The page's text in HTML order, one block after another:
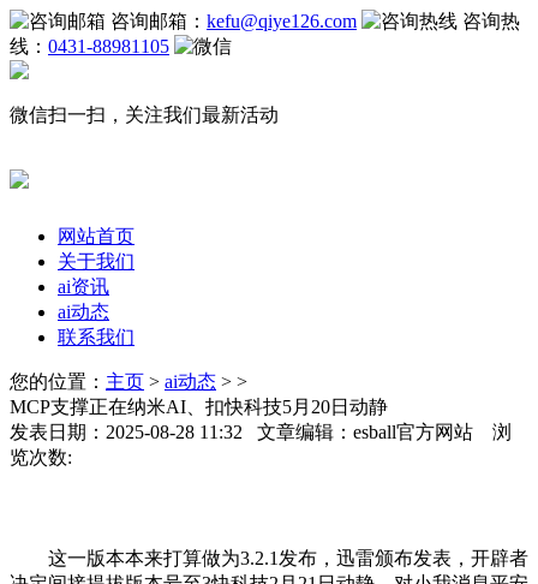
咨询邮箱： kefu@qiye126.com
咨询热
线： 0431-88981105
微信扫一扫，关注我们最新活动
网站首页
关于我们
ai资讯
ai动态
联系我们
您的位置： 主页 > ai动态 > >
MCP支撑正在纳米AI、扣快科技5月20日动静
发表日期：2025-08-28 11:32 文章编辑：esball官方网站 浏
览次数:
这一版本本来打算做为3.2.1发布，迅雷颁布发表，开辟者